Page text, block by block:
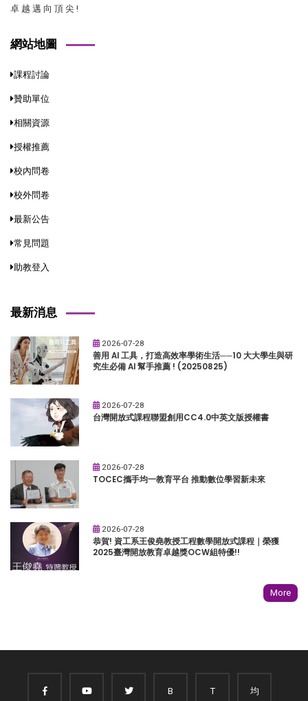
卓 越 邁 向 頂 尖 !
網站地圖
課程討論
贊助單位
相關資源
授權推薦
校內問卷
校外問卷
最新公告
常見問題
助教登入
最新消息
2026-07-28
善用 AI 工具，打造高效率學術生活──10 大大學生與研
究生必備 AI 幫手推薦 ! (20250825)
2026-07-28
台灣開放式課程聯盟創用CC4.0中英文版授權書
2026-07-28
TOCEC攜手均一教育平台 推動數位學習新未來
2026-07-28
恭賀! 資工系王俊堯教授工程數學開放式課程｜榮獲
2025臺灣開放教育卓越獎OCW組特優!!
More
B T 均